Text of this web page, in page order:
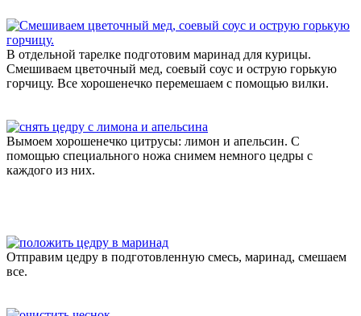
В отдельной тарелке подготовим маринад для курицы.
Смешиваем цветочный мед, соевый соус и острую горькую
горчицу. Все хорошенечко перемешаем с помощью вилки.
Вымоем хорошенечко цитрусы: лимон и апельсин. С
помощью специального ножа снимем немного цедры с
каждого из них.
Отправим цедру в подготовленную смесь, маринад, смешаем
все.